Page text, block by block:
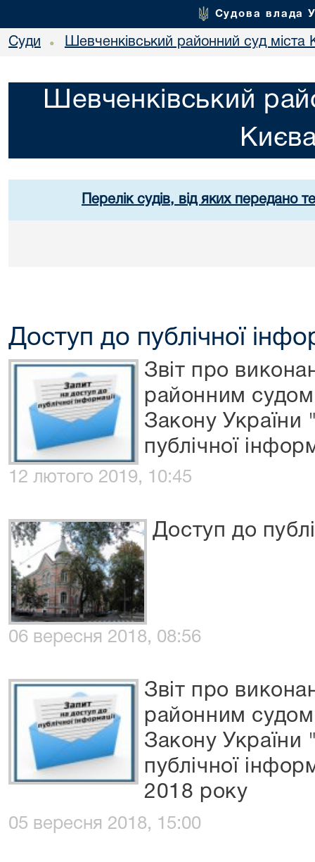
Судова влада
Суди • Шевченківський районний суд міста
Шевченківський
Перелік судів, від яких передано
Доступ до публічної
Звіт про
районним
Закону України
публічної
12 лютого 2019, 10:45
Доступ до
06 вересня 2018, 08:56
Звіт про
районним
Закону України
публічної
2018 року
05 вересня 2018, 15:00